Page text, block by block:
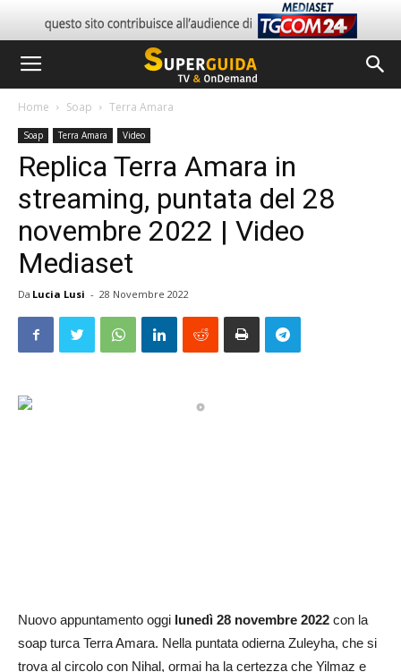
Home Soap Terra Amara
Soap Terra Amara Video
Replica Terra Amara in
streaming, puntata del 28
novembre 2022 | Video
Mediaset
Da Lucia Lusi - 28 Novembre 2022
Nuovo appuntamento oggi lunedì 28 novembre 2022 con la
soap turca Terra Amara. Nella puntata odierna Zuleyha, che si
trova al circolo con Nihal, ormai ha la certezza che Yilmaz e